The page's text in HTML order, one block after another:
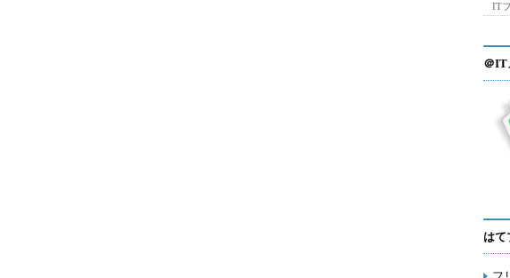
IT
＠IT
はて